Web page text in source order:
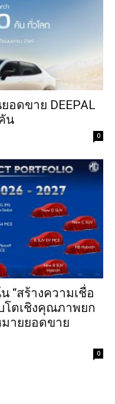
อดขาย DEEPAL
น
0
“สร้างความเชื่อ
โตเชิงคุณภาพยก
มายยอดขาย
0